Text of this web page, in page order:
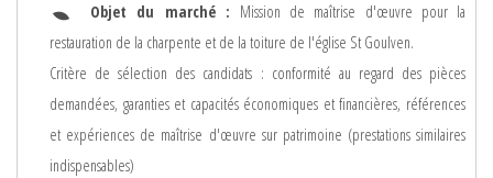
Objet du marché : Mission de maîtrise d'œuvre pour la
restauration de la charpente et de la toiture de l'église St Goulven.
Critère de sélection des candidats : conformité au regard des pièces
demandées, garanties et capacités économiques et financières, références
et expériences de maîtrise d'œuvre sur patrimoine (prestations similaires
indispensables)